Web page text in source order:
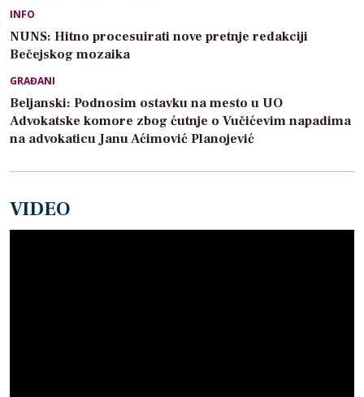
INFO
NUNS: Hitno procesuirati nove pretnje redakciji
Bečejskog mozaika
GRAĐANI
Beljanski: Podnosim ostavku na mesto u UO
Advokatske komore zbog ćutnje o Vučićevim napadima
na advokaticu Janu Aćimović Planojević
VIDEO